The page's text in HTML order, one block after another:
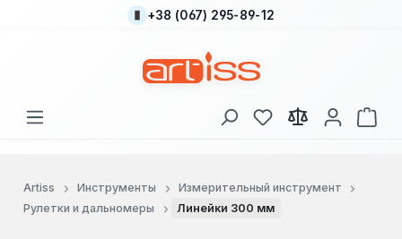
Перейти к основному содержанию
+38 (067) 295-89-12
У вас есть товары
В
Artiss Инструменты
Измерительный инструмент
Рулетки и дальномеры
Линейки 300 мм